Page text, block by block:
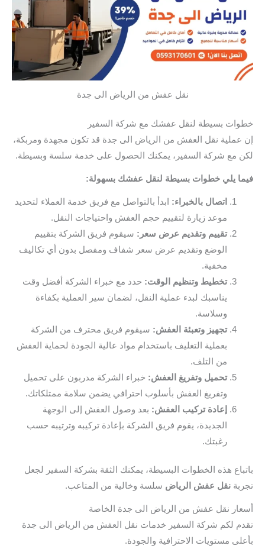
نقل عفش من الرياض الى جدة
خطوات بسيطة لنقل عفشك مع شركة السفير
إن عملية نقل العفش من الرياض الى جدة قد تكون مجهدة ومربكة،
لكن مع شركة السفير، يمكنك الحصول على خدمة سلسة وبسيطة.
فيما يلي خطوات بسيطة لنقل عفشك بسهولة:
اتصال بالخبراء: ابدأ بالتواصل مع فريق خدمة العملاء لتحديد
موعد زيارة لتقييم حجم العفش واحتياجات النقل.
تقييم وتقديم عرض سعر: سيقوم فريق الشركة بتقييم
الوضع وتقديم عرض سعر شفاف ومفصل بدون أي تكاليف
مخفية.
تخطيط وتنظيم الوقت: حدد مع خبراء الشركة أفضل وقت
يناسبك لبدء عملية النقل، لضمان سير العملية بكفاءة
وسلاسة.
تجهيز وتعبئة العفش: سيقوم فريق محترف من الشركة
بعملية التغليف باستخدام مواد عالية الجودة لحماية العفش
من التلف.
تحميل وتفريغ العفش: خبراء الشركة مدربون على تحميل
وتفريغ العفش بأسلوب احترافي يضمن سلامة ممتلكاتك.
إعادة تركيب العفش: بعد وصول العفش إلى الوجهة
الجديدة، يقوم فريق الشركة بإعادة تركيبه وترتيبه حسب
رغبتك.
باتباع هذه الخطوات البسيطة، يمكنك الثقة بشركة السفير لجعل
تجربة نقل عفش الرياض سلسة وخالية من المتاعب.
أسعار نقل عفش من الرياض الى جدة الخاصة
تقدم لكم شركة السفير خدمات نقل العفش من الرياض الى جدة
بأعلى مستويات الاحترافية والجودة.